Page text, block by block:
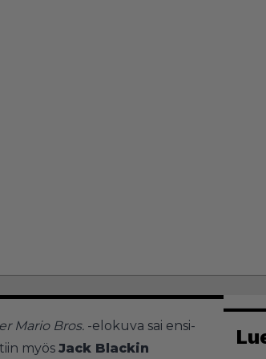
Mario Bros. -elokuva sai ensi-
myös Jack Blackin